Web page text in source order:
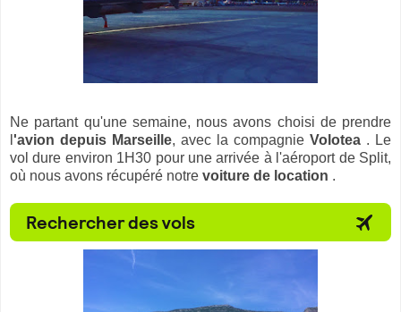
Ne partant qu'une semaine, nous avons choisi de prendre
'avion depuis Marseille, avec la compagnie Volotea . Le
vol dure environ 1H30 pour une arrivée à l'aéroport de Split,
où nous avons récupéré notre voiture de location .